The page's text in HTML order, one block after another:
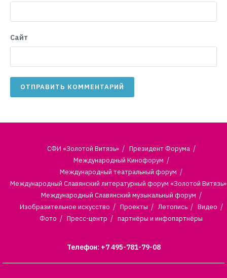
Сайт
СФИ «Золотой Витязь»
Президент Форума
Международный Кинофорум
Международный театральный форум
Международный Славянский литературный форум «Золотой Витязь»
Международный Славянский музыкальный форум
Изобразительное искусство
Проекты Летопись
Видео
Фото
Пресс-центр партнёры и инфопартнёры
Телефон: +7 495-781-79-08